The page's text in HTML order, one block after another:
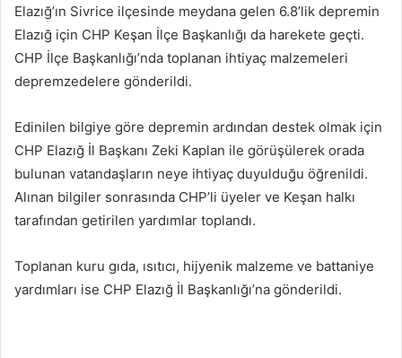
göndermek
Elazığ’ın Sivrice ilçesinde meydana gelen 6.8’lik depremin
Elazığ için CHP Keşan İlçe Başkanlığı da harekete geçti.
CHP İlçe Başkanlığı’nda toplanan ihtiyaç malzemeleri
depremzedelere gönderildi.
Edinilen bilgiye göre depremin ardından destek olmak için
CHP Elazığ İl Başkanı Zeki Kaplan ile görüşülerek orada
bulunan vatandaşların neye ihtiyaç duyulduğu öğrenildi.
Alınan bilgiler sonrasında CHP’li üyeler ve Keşan halkı
tarafından getirilen yardımlar toplandı.
Toplanan kuru gıda, ısıtıcı, hijyenik malzeme ve battaniye
yardımları ise CHP Elazığ İl Başkanlığı’na gönderildi.